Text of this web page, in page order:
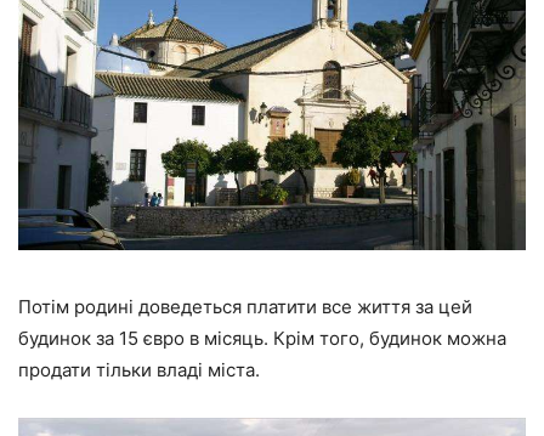
Потім родині доведеться платити все життя за цей
будинок за 15 євро в місяць. Крім того, будинок можна
продати тільки владі міста.